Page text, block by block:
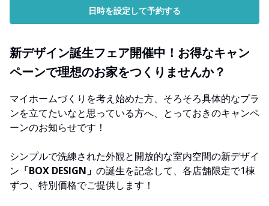
日時を設定して予約する
新デザイン誕生フェア開催中！お得なキャン
ペーンで理想のお家をつくりませんか？
マイホームづくりを考え始めた方、そろそろ具体的なプラ
ンを立てたいなと思っている方へ、とっておきのキャンペ
ーンのお知らせです！
シンプルで洗練された外観と開放的な室内空間の新デザイ
ン 「BOX DESIGN」 の誕生を記念して、各店舗限定で1棟
ずつ、特別価格でご提供します！